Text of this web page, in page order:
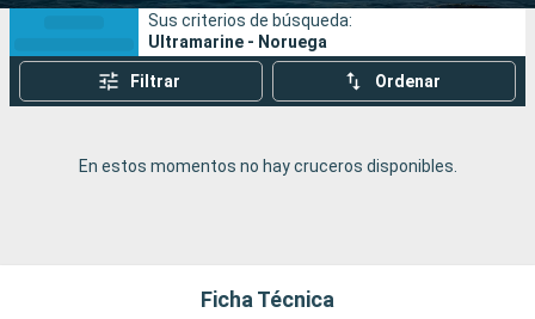
Sus criterios de búsqueda:
Ultramarine - Noruega
Filtrar Ordenar
En estos momentos no hay cruceros disponibles.
Ficha Técnica